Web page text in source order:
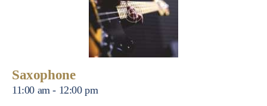
Saxophone
11:00 am- 12:00 pm